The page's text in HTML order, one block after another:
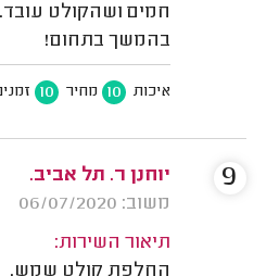
חמים ושהקולט
בהמשך בתחום!
איכות 10 מחיר 10
יוחנן ר. תל אביב.
משוב: 06/07/2020
תיאור השירות:
החלפת קולט שמש.
9